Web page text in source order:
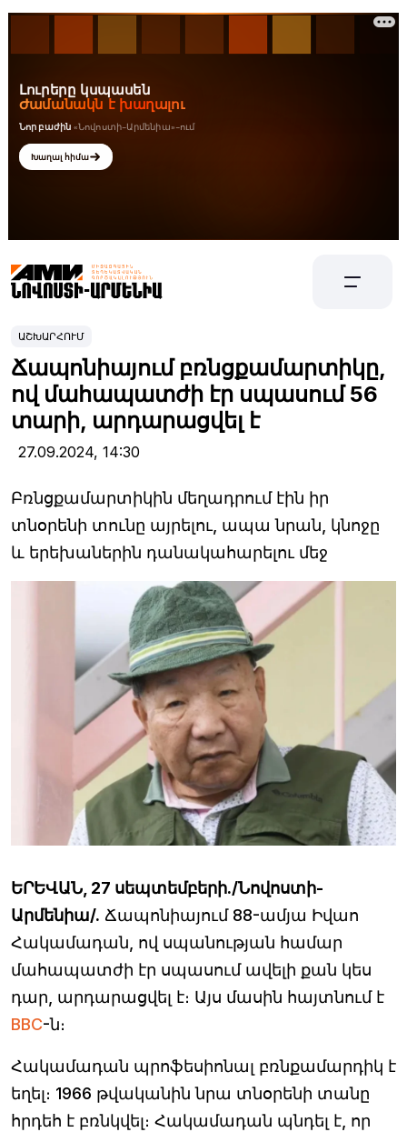
ԱՇԽԱՐՀՈՒՄ
Ճապոնիայում բռնցքամարտիկը,
ով մահապատժի էր սպասում 56
տարի, արդարացվել է
27.09.2024, 14:30
Բռնցքամարտիկին մեղադրում էին իր
տնօրենի տունը այրելու, ապա նրան, կնոջը
և երեխաներին դանակահարելու մեջ
ԵՐԵՎԱՆ, 27 սեպտեմբերի./Նովոստի-
Արմենիա/. Ճապոնիայում 88-ամյա Իվաո
Հակամադան, ով սպանության համար
մահապատժի էր սպասում ավելի քան կես
դար, արդարացվել է։ Այս մասին հայտնում է
BBC-ն։
Հակամադան պրոֆեսիոնալ բռնքամարդիկ է
եղել։ 1966 թվականին նրա տնօրենի տանը
հրդեհ է բռնկվել։ Հակամադան պնդել է, որ